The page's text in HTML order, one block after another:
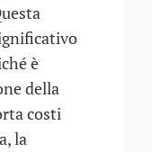
è
della
costi
la